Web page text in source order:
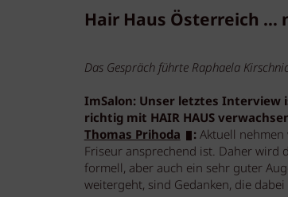
Hair Haus Österreich …
Das Gespräch führte Raphaela
ImSalon: Unser letztes Interview
richtig mit HAIR HAUS
Thomas Prihoda
: Aktuell
Friseur ansprechend ist. Daher wird
formell, aber auch ein sehr guter
weitergeht, sind Gedanken, die